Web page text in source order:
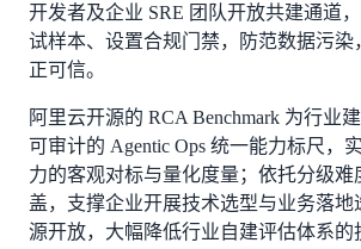
开发者及企业 SRE 团队开放共建通道
试样本、设置合规门禁，防范数据污
正可信。
阿里云开源的 RCA Benchmark 为行业
可审计的 Agentic Ops 统一能力标尺，
力的客观对标与量化度量；依托分级
盖，支撑企业开展技术选型与业务落
源开放，大幅降低行业自建评估体系